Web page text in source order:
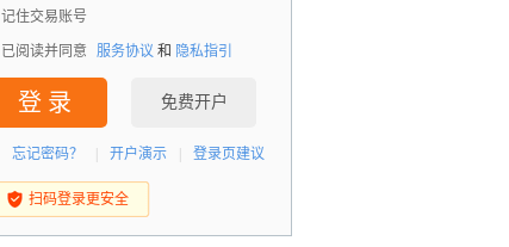
记住交易账号
已阅读并同意 服务协议 和 隐私指引
登 录 免费开户
忘记密码？ 开户演示 登录页建议
扫码登录更安全